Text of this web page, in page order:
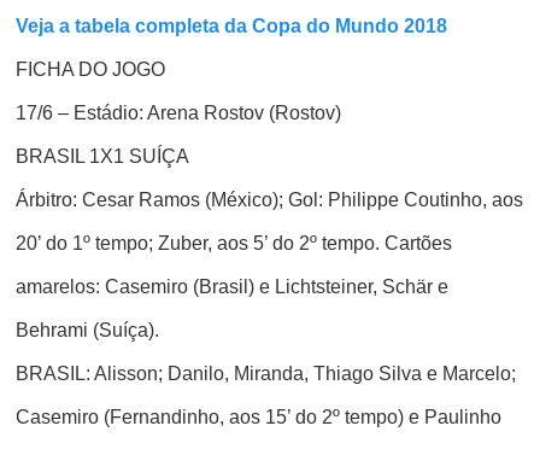
Veja a tabela completa da Copa do Mundo 2018
FICHA DO JOGO
17/6 – Estádio: Arena Rostov (Rostov)
BRASIL 1X1 SUÍÇA
Árbitro: Cesar Ramos (México); Gol: Philippe Coutinho, aos
20’ do 1º tempo; Zuber, aos 5’ do 2º tempo. Cartões
amarelos: Casemiro (Brasil) e Lichtsteiner, Schär e
Behrami (Suíça).
BRASIL: Alisson; Danilo, Miranda, Thiago Silva e Marcelo;
Casemiro (Fernandinho, aos 15’ do 2º tempo) e Paulinho